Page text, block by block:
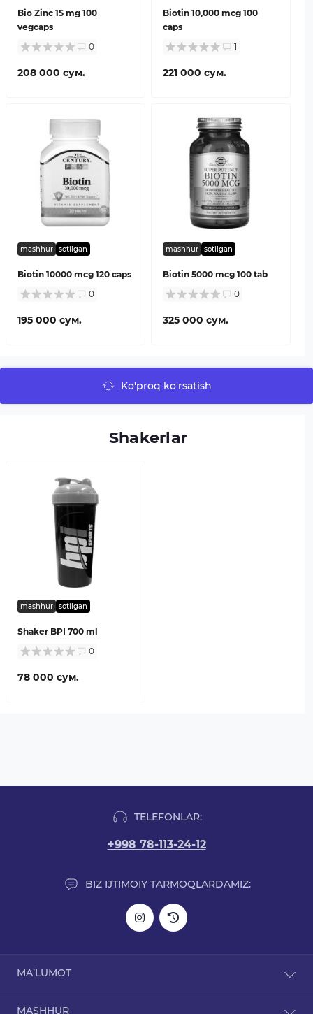
Bio Zinc 15 mg 100
vegcaps
0
208 000 сум.
Biotin 10,000 mcg 100
caps
1
221 000 сум.
mashhur sotilgan
Biotin 10000 mcg 120 caps
0
195 000 сум.
mashhur sotilgan
Biotin 5000 mcg 100 tab
0
325 000 сум.
Ko'proq ko'rsatish
Shakerlar
mashhur sotilgan
Shaker BPI 700 ml
0
78 000 сум.
TELEFONLAR:
+998 78-113-24-12
BIZ IJTIMOIY TARMOQLARDAMIZ:
MA’LUMOT
MASHHUR